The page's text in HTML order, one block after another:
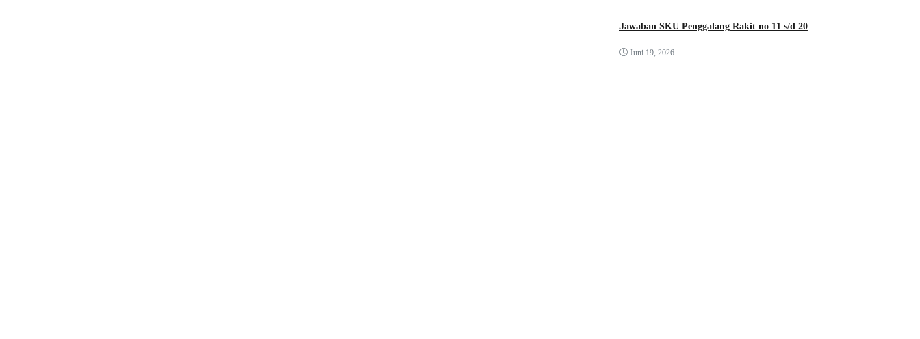
Jawaban SKU Penggalang Rakit no 11 s/d 20
Juni 19, 2026